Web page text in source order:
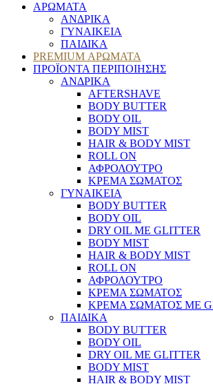
ΑΡΩΜΑΤΑ
ΑΝΔΡΙΚΑ
ΓΥΝΑΙΚΕΙΑ
ΠΑΙΔΙΚΑ
PREMIUM ΑΡΩΜΑΤΑ
ΠΡΟΪΟΝΤΑ ΠΕΡΙΠΟΙΗΣΗΣ
ΑΝΔΡΙΚΑ
AFTERSHAVE
BODY BUTTER
BODY OIL
BODY MIST
HAIR & BODY MIST
ROLL ON
ΑΦΡΟΛΟΥΤΡΟ
ΚΡΕΜΑ ΣΩΜΑΤΟΣ
ΓΥΝΑΙΚΕΙΑ
BODY BUTTER
BODY OIL
DRY OIL ΜΕ GLITTER
BODY MIST
HAIR & BODY MIST
ROLL ON
ΑΦΡΟΛΟΥΤΡΟ
ΚΡΕΜΑ ΣΩΜΑΤΟΣ
ΚΡΕΜΑ ΣΩΜΑΤΟΣ ΜΕ
ΠΑΙΔΙΚΑ
BODY BUTTER
BODY OIL
DRY OIL ΜΕ GLITTER
BODY MIST
HAIR & BODY MIST